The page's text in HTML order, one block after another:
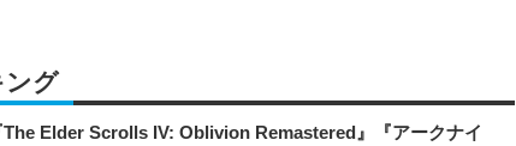
ング
Elder Scrolls IV: Oblivion Remastered』『アークナイ